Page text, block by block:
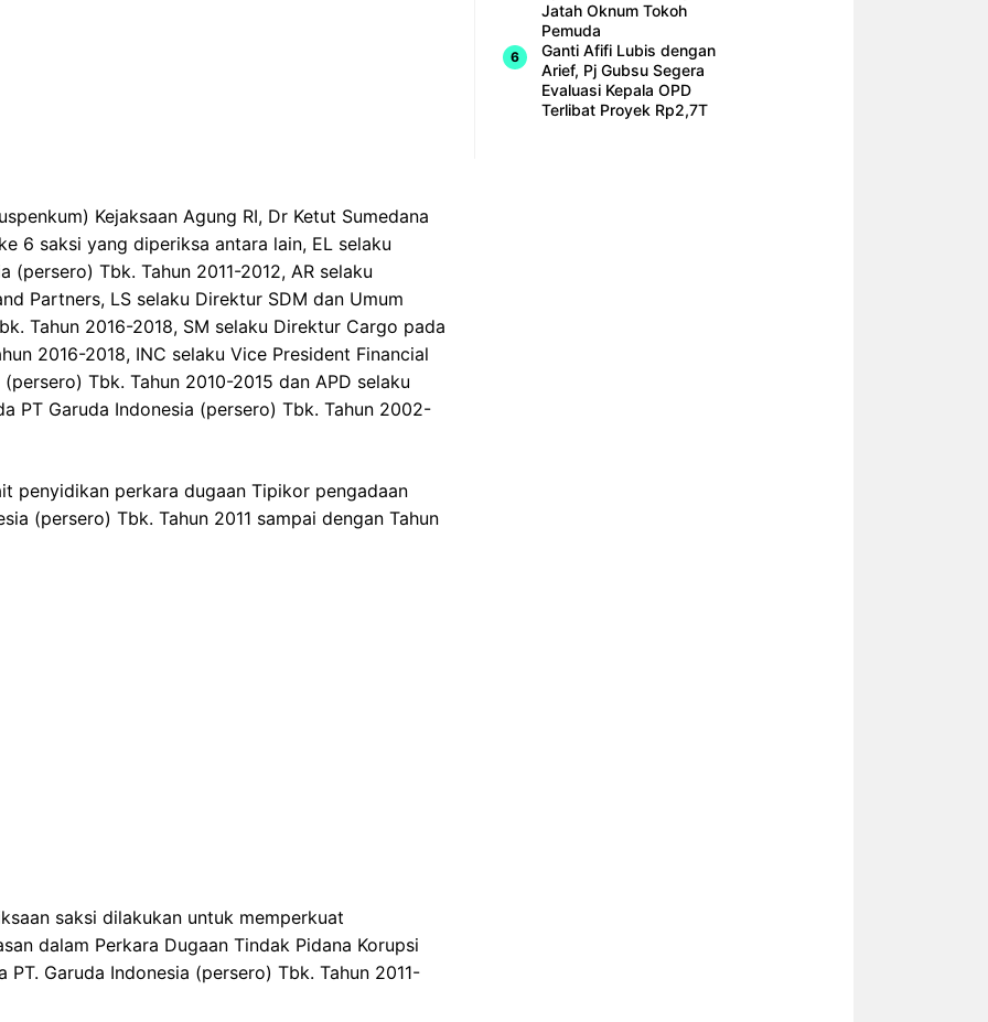
Kejaksaan Agung RI, Dr Ketut Sumedana
6 saksi yang diperiksa antara lain, EL selaku
(persero) Tbk. Tahun 2011-2012, AR selaku
Partners, LS selaku Direktur SDM dan Umum
Tahun 2016-2018, SM selaku Direktur Cargo pada
2016-2018, INC selaku Vice President Financial
Tbk. Tahun 2010-2015 dan APD selaku
PT Garuda Indonesia (persero) Tbk. Tahun 2002-
penyidikan perkara dugaan Tipikor pengadaan
(persero) Tbk. Tahun 2011 sampai dengan Tahun
saksi dilakukan untuk memperkuat
dalam Perkara Dugaan Tindak Pidana Korupsi
Garuda Indonesia (persero) Tbk. Tahun 2011-
Jatah Oknum Tokoh
Pemuda
Ganti Afifi Lubis dengan
Arief, Pj Gubsu Segera
Evaluasi Kepala OPD
Terlibat Proyek Rp2,7T